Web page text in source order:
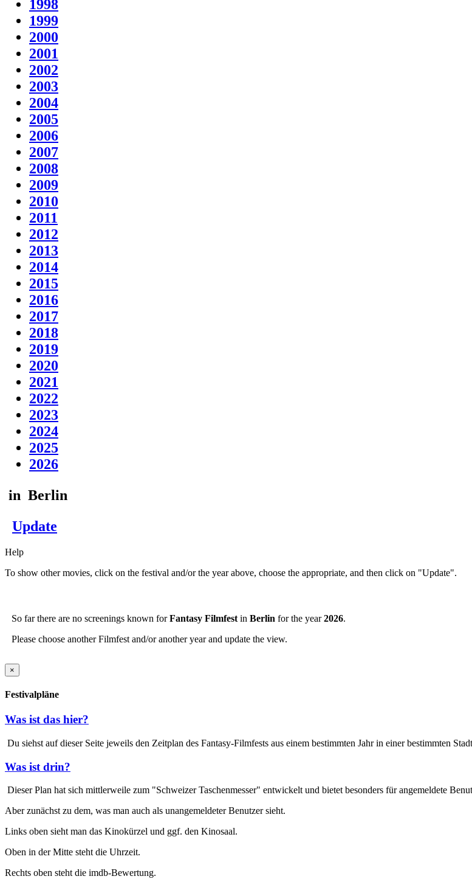
1998
1999
2000
2001
2002
2003
2004
2005
2006
2007
2008
2009
2010
2011
2012
2013
2014
2015
2016
2017
2018
2019
2020
2021
2022
2023
2024
2025
2026
in Berlin
Update
Help
To show other movies, click on the festival and/or the year above, choose the appropriate, and then click on "Update".
So far there are no screenings known forFantasy Filmfest in Berlin for the year2026.
Please choose another Filmfest and/or another year and update the view.
×
Festivalpläne
Was ist das hier?
Du siehst auf dieser Seite jeweils den Zeitplan des Fantasy-Filmfests aus einem bestimmten Jahr in einer bestimmten
Was ist drin?
Dieser Plan hat sich mittlerweile zum "Schweizer Taschenmesser" entwickelt und bietet besonders für angemeldete
Aber zunächst zu dem, was man auch als unangemeldeter Benutzer sieht.
Links oben sieht man das Kinokürzel und ggf. den Kinosaal.
Oben in der Mitte steht die Uhrzeit.
Rechts oben steht die imdb-Bewertung.